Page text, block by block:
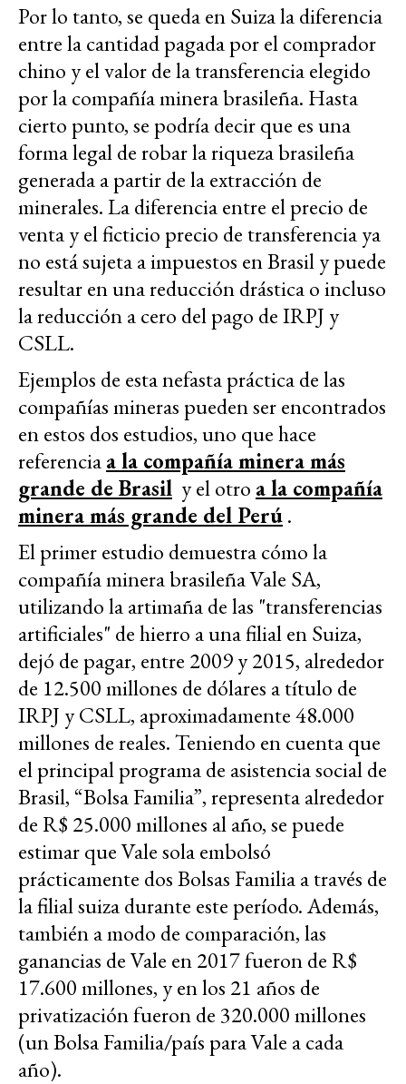
Por lo tanto, se queda en Suiza la diferencia
entre la cantidad pagada por el comprador
chino y el valor de la transferencia elegido
por la compañía minera brasileña. Hasta
cierto punto, se podría decir que es una
forma legal de robar la riqueza brasileña
generada a partir de la extracción de
minerales. La diferencia entre el precio de
venta y el ficticio precio de transferencia ya
no está sujeta a impuestos en Brasil y puede
resultar en una reducción drástica o incluso
la reducción a cero del pago de IRPJ y
CSLL.
Ejemplos de esta nefasta práctica de las
compañías mineras pueden ser encontrados
en estos dos estudios, uno que hace
referenciaa la compañía minera más
grande de Brasil y el otro a la compañía
minera más grande del Perú.
El primer estudio demuestra cómo la
compañía minera brasileña Vale SA,
utilizando la artimaña de las "transferencias
artificiales" de hierro a una filial en Suiza,
dejó de pagar, entre 2009 y 2015, alrededor
de 12.500 millones de dólares a título de
IRPJ y CSLL, aproximadamente 48.000
millones de reales. Teniendo en cuenta que
el principal programa de asistencia social de
Brasil, “Bolsa Familia”, representa alrededor
de R$ 25.000 millones al año, se puede
estimar que Vale sola embolsó
prácticamente dos Bolsas Familia a través de
la filial suiza durante este período. Además,
también a modo de comparación, las
ganancias de Vale en 2017 fueron de R$
17.600 millones, y en los 21 años de
privatización fueron de 320.000 millones
(un Bolsa Familia/país para Vale a cada
año).